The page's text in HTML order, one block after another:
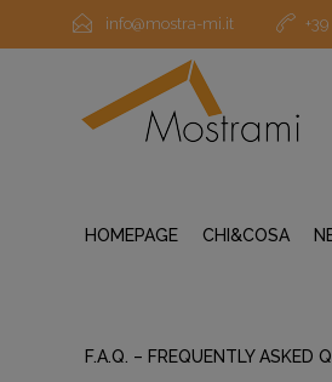
info@mostra-mi.it
HOMEPAGE CHI&COSA
F.A.Q. – FREQUENTLY ASKED